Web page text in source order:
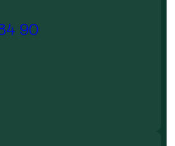
90